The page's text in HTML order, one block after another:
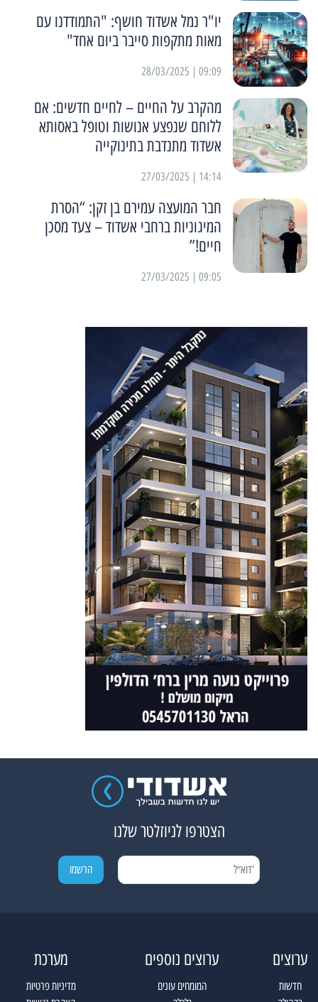
יו"ר נמל אשדוד חושף: "התמודדנו עם
מאות מתקפות סייבר ביום אחד"
09:09 | 28/03/2025
מהקרב על החיים – לחיים חדשים: אם
ללוחם שנפצע אנושות וטופל באסותא
אשדוד מתנדבת בתינוקייה
14:14 | 27/03/2025
חבר המועצה עמירם בן זקן: “הסרת
המיגוניות ברחבי אשדוד – צעד מסכן
חיים!”
09:05 | 27/03/2025
הצטרפו לניוזלטר שלנו
ערוצים
חדשות
ערוצים נוספים
המומחים עונים
מערכת
מדיניות פרטיות